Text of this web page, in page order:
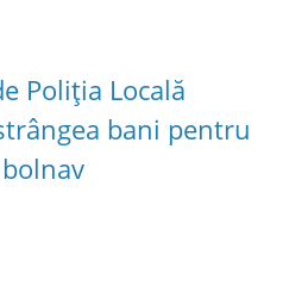
Poliția Locală
bani pentru